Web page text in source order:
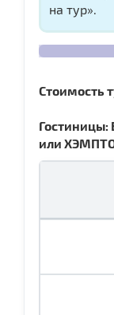
на тур».
Стоимость
или